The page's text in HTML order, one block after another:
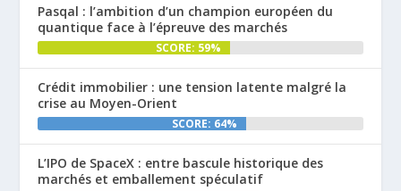
Pasqal : l’ambition d’un champion européen du
quantique face à l’épreuve des marchés
SCORE: 59%
Crédit immobilier : une tension latente malgré la
crise au Moyen-Orient
SCORE: 64%
L’IPO de SpaceX : entre bascule historique des
marchés et emballement spéculatif